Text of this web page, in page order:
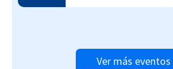
Ver más eventos